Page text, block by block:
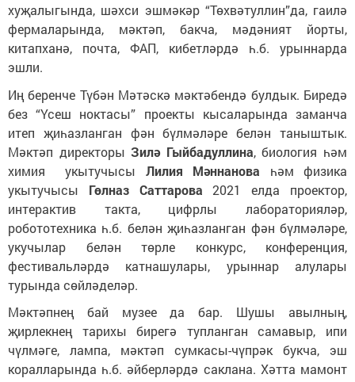
хуҗалыгында, шәхси эшмәкәр “Төхвәтуллин”да, гаилә
фермаларында, мәктәп, бакча, мәдәният йорты,
китапханә, почта, ФАП, кибетләрдә һ.б. урыннарда
эшли.
Иң беренче Түбән Мәтәскә мәктәбендә булдык. Биредә
без “Үсеш ноктасы” проекты кысаларында заманча
итеп җиһазланган фән бүлмәләре белән таныштык.
Мәктәп директорыЗилә Гыйбадуллина, биология һәм
химия укытучысы Лилия Мәннанова һәм физика
укытучысы Гөлназ Саттарова 2021 елда проектор,
интерактив такта, цифрлы лабораторияләр,
робототехника һ.б. белән җиһазланган фән бүлмәләре,
укучылар белән төрле конкурс, конференция,
фестивальләрдә катнашулары, урыннар алулары
турында сөйләделәр.
Мәктәпнең бай музее да бар. Шушы авылның,
җирлекнең тарихы бирегә тупланган самавыр, ипи
чүлмәге, лампа, мәктәп сумкасы-чүпрәк букча, эш
коралларында һ.б. әйберләрдә саклана. Хәтта мамонт